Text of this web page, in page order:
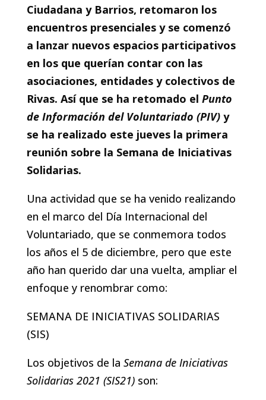
Ciudadana y Barrios, retomaron los
encuentros presenciales y se comenzó
a lanzar nuevos espacios participativos
en los que querían contar con las
asociaciones, entidades y colectivos de
Rivas. Así que se ha retomado el Punto
de Información del Voluntariado (PIV)y
se ha realizado este jueves la primera
reunión sobre la Semana de Iniciativas
Solidarias.
Una actividad que se ha venido realizando
en el marco del Día Internacional del
Voluntariado, que se conmemora todos
los años el 5 de diciembre, pero que este
año han querido dar una vuelta, ampliar el
enfoque y renombrar como:
SEMANA DE INICIATIVAS SOLIDARIAS
(SIS)
Los objetivos de la Semana de Iniciativas
Solidarias 2021 (SIS21)son: